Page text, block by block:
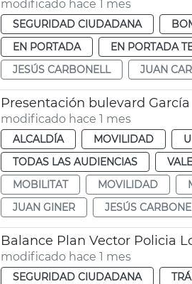
modificado hace 1 mes
SEGURIDAD CIUDADANA
EN PORTADA
EN PORTADA
JESÚS CARBONELL
JUAN
Presentación bulevard
modificado hace 1 mes
ALCALDÍA MOVILIDAD
TODAS LAS AUDIENCIAS
MOBILITAT
MOVILIDAD
JUAN GINER
JESÚS
Balance Plan Vector Policia
modificado hace 1 mes
SEGURIDAD CIUDADANA